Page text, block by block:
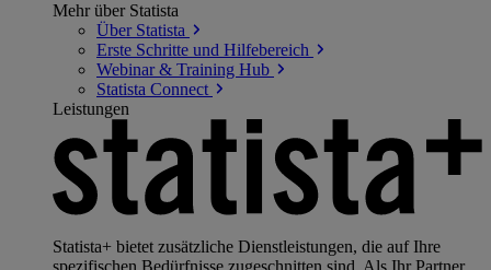
Mehr über Statista
Über Statista
Erste Schritte und Hilfebereich
Webinar & Training Hub
Statista Connect
Leistungen
Statista+ bietet zusätzliche Dienstleistungen, die auf Ihre
spezifischen Bedürfnisse zugeschnitten sind. Als Ihr Partner